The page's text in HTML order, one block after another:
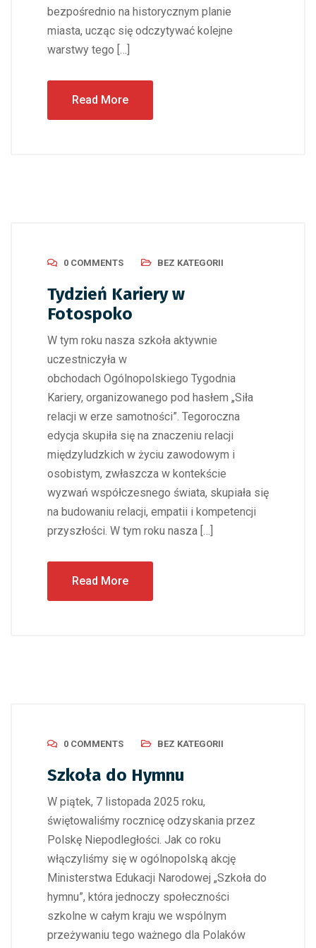
bezpośrednio na historycznym planie
miasta, ucząc się odczytywać kolejne
warstwy tego […]
Read More
0 COMMENTS BEZ KATEGORII
Tydzień Kariery w
Fotospoko
W tym roku nasza szkoła aktywnie
uczestniczyła w
obchodach Ogólnopolskiego Tygodnia
Kariery, organizowanego pod hasłem „Siła
relacji w erze samotności”. Tegoroczna
edycja skupiła się na znaczeniu relacji
międzyludzkich w życiu zawodowym i
osobistym, zwłaszcza w kontekście
wyzwań współczesnego świata, skupiała się
na budowaniu relacji, empatii i kompetencji
przyszłości. W tym roku nasza […]
Read More
0 COMMENTS BEZ KATEGORII
Szkoła do Hymnu
W piątek, 7 listopada 2025 roku,
świętowaliśmy rocznicę odzyskania przez
Polskę Niepodległości. Jak co roku
włączyliśmy się w ogólnopolską akcję
Ministerstwa Edukacji Narodowej „Szkoła do
hymnu”, która jednoczy społeczności
szkolne w całym kraju we wspólnym
przeżywaniu tego ważnego dla Polaków